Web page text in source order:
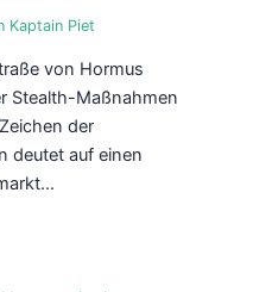
Kaptain Piet
von Hormus
Stealth-Maßnahmen
der
deutet auf einen